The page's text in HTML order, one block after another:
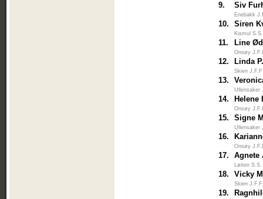
9. Siv
Enebakk
10. Siren
Kismul
11. Line
Onsøy
12. Linda
Skien J.F.F
13.
Ullensaker
14. Helene
Onsøy
15. Signe
Ullensaker
16.
Onsøy
17. Agnete
Løiten S.S.
18. Vicky
Skien J.F.F
19.